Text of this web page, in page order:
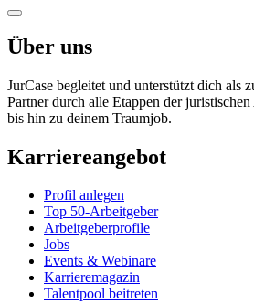
Über uns
JurCase begleitet und unterstützt dich als
Partner durch alle Etappen der
bis hin zu deinem Traumjob.
Karriereangebot
Profil anlegen
Top 50-Arbeitgeber
Arbeitgeberprofile
Jobs
Events & Webinare
Karrieremagazin
Talentpool beitreten